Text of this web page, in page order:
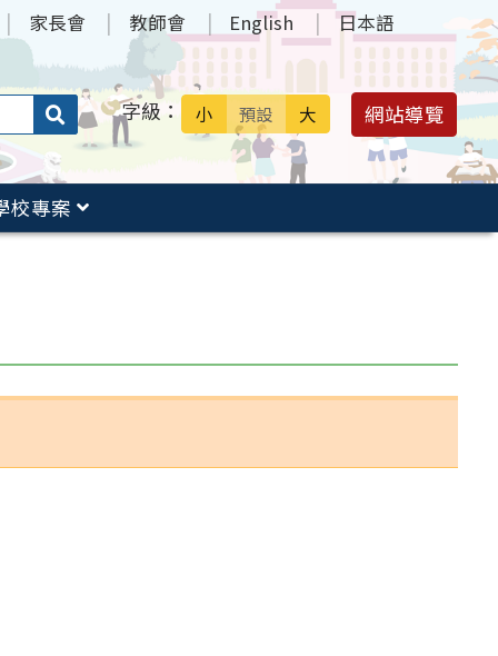
家長會 教師會 English 日本語
搜
送出 字級： 小 預設 大 網站導覽
校專案